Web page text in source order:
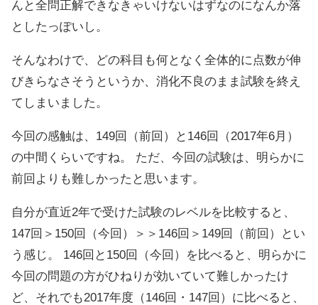
んと全問正解できなきゃいけないはずなのになんか落
としたっぽいし。
そんなわけで、どの科目も何となく全体的に点数が伸
びきらなさそうというか、消化不良のまま試験を終え
てしまいました。
今回の感触は、149回（前回）と146回（2017年6月）
の中間くらいですね。 ただ、今回の試験は、明らかに
前回よりも難しかったと思います。
自分が直近2年で受けた試験のレベルを比較すると、
147回＞150回（今回）＞＞146回＞149回（前回）とい
う感じ。 146回と150回（今回）を比べると、明らかに
今回の問題の方がひねりが効いていて難しかったけ
ど、それでも2017年度（146回・147回）に比べると、